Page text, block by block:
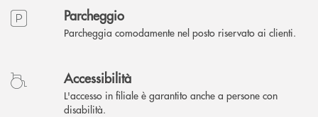
Parcheggio
Parcheggia comodamente nel posto riservato ai clienti.
Accessibilità
L'accesso in filiale è garantito anche a persone con
disabilità.